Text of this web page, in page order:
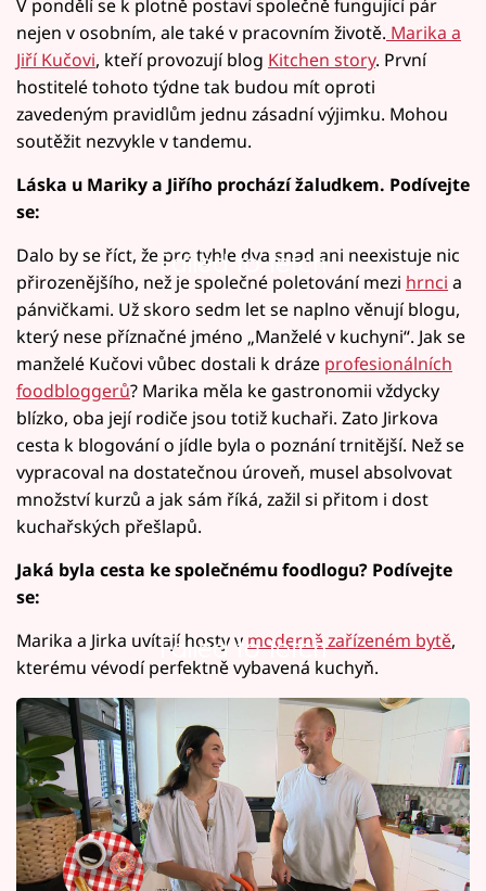
V pondělí se k plotně postaví společně fungující pár
nejen v osobním, ale také v pracovním životě. Marika a
Jiří Kučovi, kteří provozují blog Kitchen story. První
hostitelé tohoto týdne tak budou mít oproti
zavedeným pravidlům jednu zásadní výjimku. Mohou
soutěžit nezvykle v tandemu.
Láska u Mariky a Jiřího prochází žaludkem. Podívejte
se:
Failed to fetch
Dalo by se říct, že pro tyhle dva snad ani neexistuje nic
přirozenějšího, než je společné poletování mezi hrnci a
pánvičkami. Už skoro sedm let se naplno věnují blogu,
který nese příznačné jméno „Manželé v kuchyni“. Jak se
manželé Kučovi vůbec dostali k dráze profesionálních
foodbloggerů? Marika měla ke gastronomii vždycky
blízko, oba její rodiče jsou totiž kuchaři. Zato Jirkova
cesta k blogování o jídle byla o poznání trnitější. Než se
vypracoval na dostatečnou úroveň, musel absolvovat
množství kurzů a jak sám říká, zažil si přitom i dost
kuchařských přešlapů.
Jaká byla cesta ke společnému foodlogu? Podívejte
se:
Failed to fetch
Marika a Jirka uvítají hosty v moderně zařízeném bytě,
kterému vévodí perfektně vybavená kuchyň.